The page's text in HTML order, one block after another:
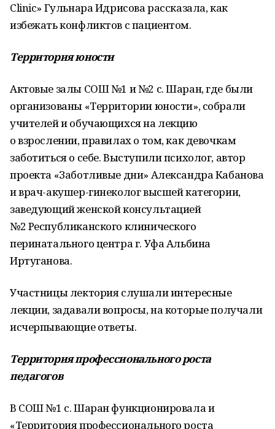
Clinic» Гульнара Идрисова рассказала, как
избежать конфликтов с пациентом.
Территория юности
Актовые залы СОШ №1 и №2 с. Шаран, где были
организованы «Территории юности», собрали
учителей и обучающихся на лекцию
о взрослении, правилах о том, как девочкам
заботиться о себе. Выступили психолог, автор
проекта «Заботливые дни» Александра Кабанова
и врач-акушер-гинеколог высшей категории,
заведующий женской консультацией
№2 Республиканского клинического
перинатального центра г. Уфа Альбина
Иртуганова.
Участницы лектория слушали интересные
лекции, задавали вопросы, на которые получали
исчерпывающие ответы.
Территория профессионального роста
педагогов
В СОШ №1 с. Шаран функционировала и
«Территория профессионального роста